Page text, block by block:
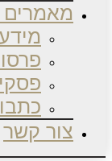
מאמרים
מידע
פסקי
כתבות
צור קשר